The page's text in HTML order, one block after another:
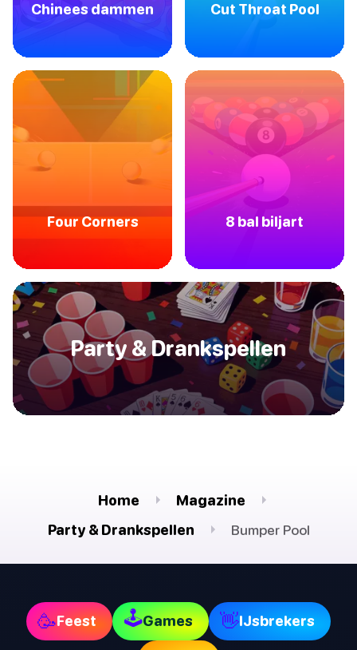
Chinees dammen Cut Throat Pool
Four Corners 8 bal biljart
Party & Drankspellen
Home
Magazine
Party & Drankspellen
Bumper Pool
🥳Feest 🕹Games 👋IJsbrekers